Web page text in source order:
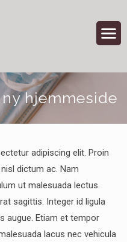
hjemmeside
adipiscing elit. Proin
dictum ac. Nam
ut malesuada lectus.
sagittis. Integer id ligula
augue. Etiam et tempor
lacus nec vehicula